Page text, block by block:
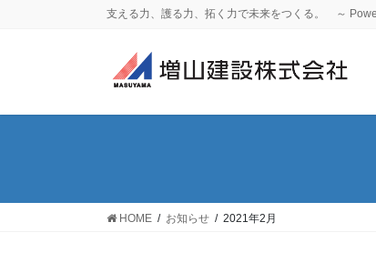
へ
プ
ョ
動
支える力、護る力、拓く力で未来をつくる。 ～
HOME お知らせ 2021年2月